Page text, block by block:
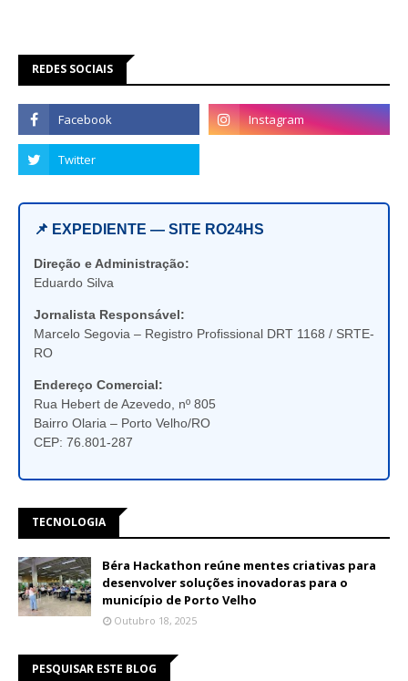
REDES SOCIAIS
📌 EXPEDIENTE — SITE RO24HS
Direção e Administração:
Eduardo Silva
Jornalista Responsável:
Marcelo Segovia – Registro Profissional DRT 1168 / SRTE-
RO
Endereço Comercial:
Rua Hebert de Azevedo, nº 805
Bairro Olaria – Porto Velho/RO
CEP: 76.801-287
TECNOLOGIA
Béra Hackathon reúne mentes criativas para
desenvolver soluções inovadoras para o
município de Porto Velho
Outubro 18, 2025
PESQUISAR ESTE BLOG